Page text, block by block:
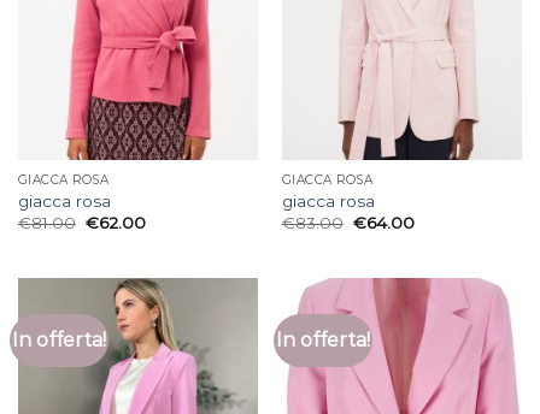
GIACCA ROSA
giacca rosa
€81.00 €62.00
GIACCA ROSA
giacca rosa
€83.00 €64.00
In offerta! In offerta!